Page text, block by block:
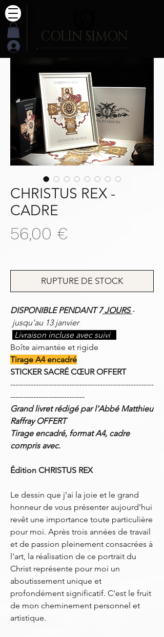
COLIN SIMON
.
CHRISTUS REX -
CADRE
56,00 €
RUPTURE DE STOCK
DISPONIBLE PENDANT 7JOURS-
jusqu'au 13 janvier
Livraison incluse avec suivi
Boîte aimantée et rigide
Tirage A4 encadré
STICKER SACRÉ CŒUR OFFERT
--------------------------------------------------------
-----------------------------
Grand livret rédigé par l'Abbé Matthieu
Raffray OFFERT
Tirage encadré, format A4, cadre
compris avec.
Édition CHRISTUS REX
Le dessin que j’ai la joie et le grand
honneur de vous présenter aujourd’hui
revêt une importance toute particulière
pour moi. Après trois années de travail
et de passion pleinement consacrées à
l'art, la réalisation de ce portrait du
Christ représente pour moi un
aboutissement unique et
profondément significatif. C'est le fruit
de mon cheminement personnel et
artistique.